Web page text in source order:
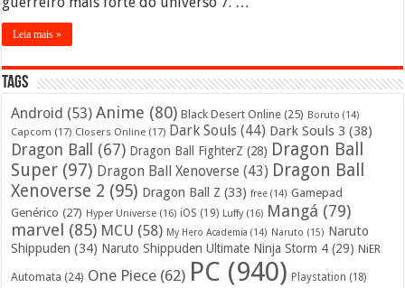
Leia mais »
Tags
Android (53) Anime (80) Black Desert Online (25) Boruto (14)
Capcom (17) Closers Online (17) Dark Souls (44) Dark Souls 3 (38)
Dragon Ball (67) Dragon Ball FighterZ (28) Dragon Ball
Super (97) Dragon Ball Xenoverse (43) Dragon Ball
Xenoverse 2 (95) Dragon Ball Z (33) free (14) Gamepad
Genérico (27) Hyper Universe (16) iOS (19) Luffy(16) Mangá (79)
marvel (85) MCU (58) My Hero Academia (14) Naruto (15) Naruto
Shippuden (34) Naruto Shippuden Ultimate Ninja Storm 4 (29) NiER
Automata (24) One Piece (62) PC (940) Playstation (18)